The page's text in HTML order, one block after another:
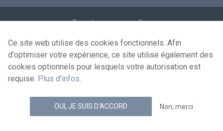
Données personnelles
Conditions de réutilisation
Contactez-nous
news.belgium flux RSS
© 2026 - news.belgium.be
Ce site web utilise des cookies fonctionnels. Afin
d'optimiser votre expérience, ce site utilise également des
cookies optionnels pour lesquels votre autorisation est
requise. Plus d'infos.
OUI, JE SUIS D'ACCORD Non, merci